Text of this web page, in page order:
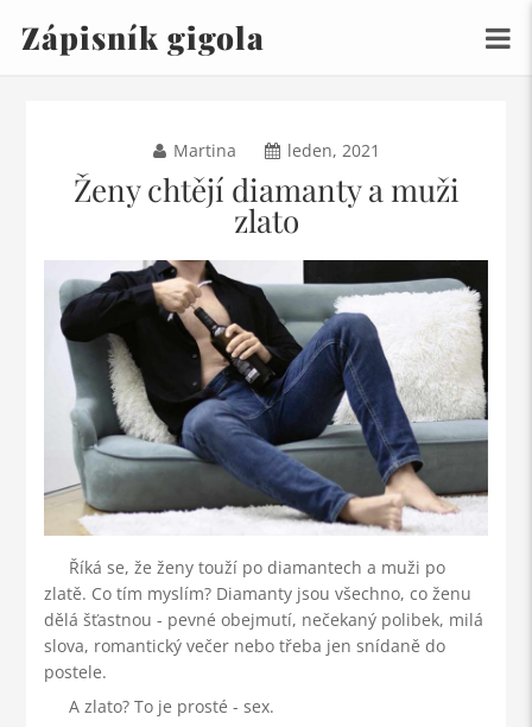
Zápisník gigola
Martina leden, 2021
Ženy chtějí diamanty a muži
zlato
Říká se, že ženy touží po diamantech a muži po
zlatě. Co tím myslím? Diamanty jsou všechno, co ženu
dělá šťastnou - pevné obejmutí, nečekaný polibek, milá
slova, romantický večer nebo třeba jen snídaně do
postele.
A zlato? To je prosté - sex.